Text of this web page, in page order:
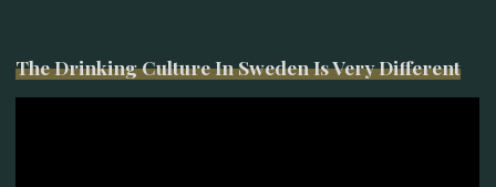
The Drinking Culture In Sweden Is Very Different